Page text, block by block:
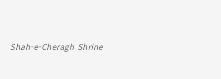
Shah-e-Cheragh Shrine